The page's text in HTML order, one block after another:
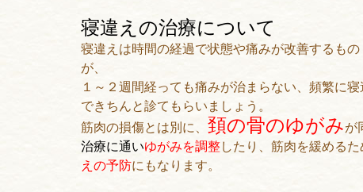
寝違えの治療について
寝違えは時間の経過で状態や痛みが改善するも
が、
１～２週間経っても痛みが治まらない、頻繁に
できちんと診てもらいましょう。
筋肉の損傷とは別に、 頚の骨のゆがみが
治療に通いゆがみを調整したり、筋肉を緩めるた
えの予防にもなります。